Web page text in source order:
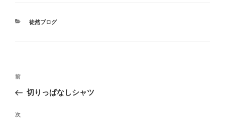
カ
徒然ブログ
投
ナ
ビ
前
の
稿
前
切りっぱなしシャツ
次
次